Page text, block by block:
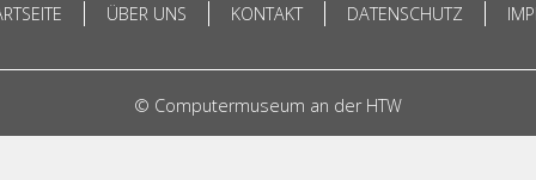
ÜBER UNS KONTAKT DATENSCHUTZ
© Computermuseum an der HTW